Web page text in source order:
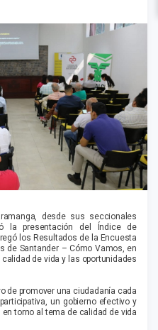
desde sus seccionales
la presentación del Índice de
los Resultados de la Encuesta
de Santander – Cómo Vamos, en
de vida y las oportunidades
de promover una ciudadanía cada
un gobierno efectivo y
torno al tema de calidad de vida